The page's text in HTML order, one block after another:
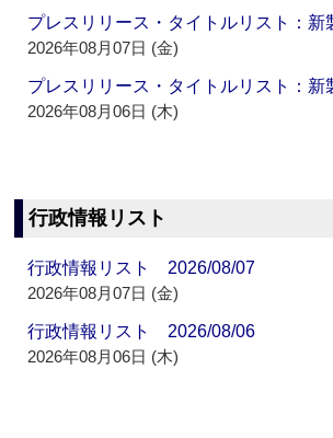
プレスリリース・タイトルリスト：
2026年08月07日 (金)
プレスリリース・タイトルリスト：
2026年08月06日 (木)
行政情報リスト
行政情報リスト 2026/08/07
2026年08月07日 (金)
行政情報リスト 2026/08/06
2026年08月06日 (木)